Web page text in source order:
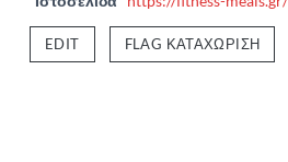
EDIT FLAG ΚΑΤΑΧΏΡΙΣΗ